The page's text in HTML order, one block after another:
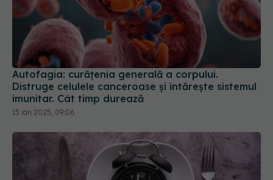
Autofagia: curățenia generală a corpului.
Distruge celulele canceroase și întărește sistemul
imunitar. Cât timp durează
15 ian 2025, 09:06